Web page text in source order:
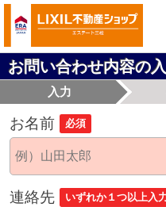
お問い合わせ内容の
入力
お名前 必須
連絡先 いずれか１つ以上入